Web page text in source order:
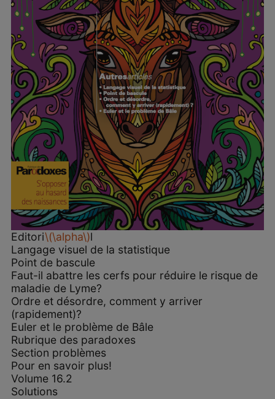
Editori\(\alpha\)l
Langage visuel de la statistique
Point de bascule
Faut-il abattre les cerfs pour réduire le risque de
maladie de Lyme?
Ordre et désordre, comment y arriver
(rapidement)?
Euler et le problème de Bâle
Rubrique des paradoxes
Section problèmes
Pour en savoir plus!
Volume 16.2
Solutions